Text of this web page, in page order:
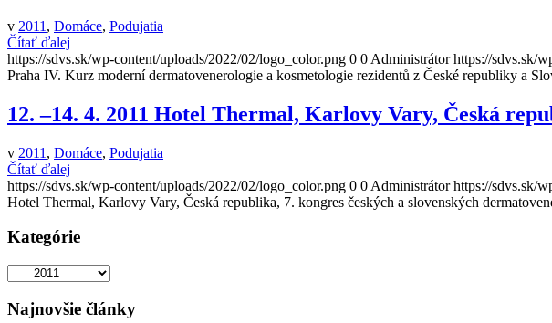
v 2011 , Domáce, Podujatia
Čítať ďalej
https://sdvs.sk/wp-content/uploads/2022/02/logo_color.png 0 0 Administrátor https://sdvs.sk/
Praha IV. Kurz moderní dermatovenerologie a kosmetologie rezidentů z České republiky a
12. –14. 4. 2011 Hotel Thermal, Karlovy Vary, Česká
v 2011 , Domáce, Podujatia
Čítať ďalej
https://sdvs.sk/wp-content/uploads/2022/02/logo_color.png 0 0 Administrátor https://sdvs.sk/
Hotel Thermal, Karlovy Vary, Česká republika, 7. kongres českých a slovenských
Kategórie
Kategórie
Najnovšie články